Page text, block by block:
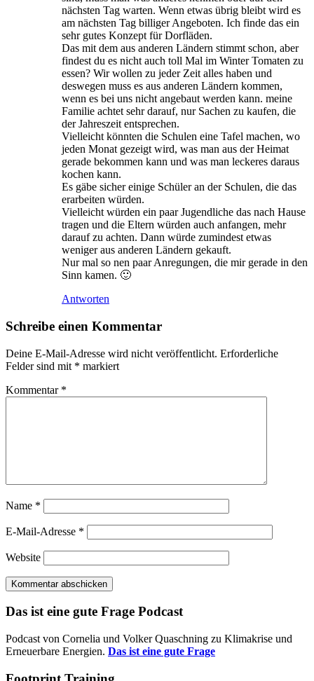
nächsten Tag warten. Wenn etwas übrig bleibt wird es
am nächsten Tag billiger Angeboten. Ich finde das ein
sehr gutes Konzept für Dorfläden.
Das mit dem aus anderen Ländern stimmt schon, aber
findest du es nicht auch toll Mal im Winter Tomaten zu
essen? Wir wollen zu jeder Zeit alles haben und
deswegen muss es aus anderen Ländern kommen,
wenn es bei uns nicht angebaut werden kann. meine
Familie achtet sehr darauf, nur Sachen zu kaufen, die
der Jahreszeit entsprechen.
Vielleicht könnten die Schulen eine Tafel machen, wo
jeden Monat gezeigt wird, was man aus der Heimat
gerade bekommen kann und was man leckeres daraus
kochen kann.
Es gäbe sicher einige Schüler an der Schulen, die das
erarbeiten würden.
Vielleicht würden ein paar Jugendliche das nach Hause
tragen und die Eltern würden auch anfangen, mehr
darauf zu achten. Dann würde zumindest etwas
weniger aus anderen Ländern gekauft.
Nur mal so nen paar Anregungen, die mir gerade in den
Sinn kamen. 🙂
Antworten
Schreibe einen Kommentar
Deine E-Mail-Adresse wird nicht veröffentlicht. Erforderliche
Felder sind mit * markiert
Kommentar *
Name *
E-Mail-Adresse *
Website
Das ist eine gute Frage Podcast
Podcast von Cornelia und Volker Quaschning zu Klimakrise und
Erneuerbare Energien. Das ist eine gute Frage